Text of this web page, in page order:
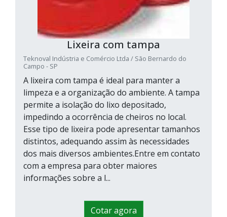
Lixeira com tampa
Teknoval Indústria e Comércio Ltda / São Bernardo do
Campo - SP
A lixeira com tampa é ideal para manter a
limpeza e a organização do ambiente. A tampa
permite a isolação do lixo depositado,
impedindo a ocorrência de cheiros no local.
Esse tipo de lixeira pode apresentar tamanhos
distintos, adequando assim às necessidades
dos mais diversos ambientes.Entre em contato
com a empresa para obter maiores
informações sobre a l...
Cotar agora